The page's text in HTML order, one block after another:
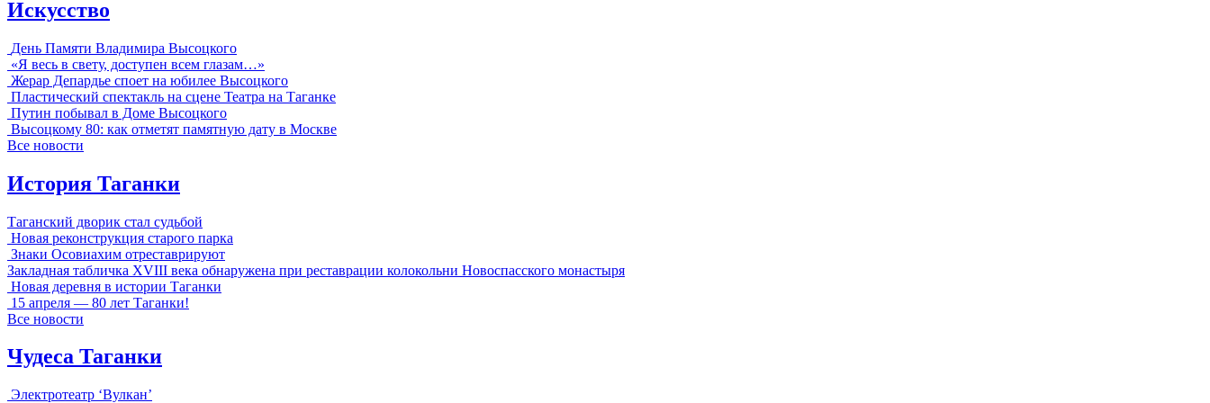
Искусство
День Памяти Владимира Высоцкого
«Я весь в свету, доступен всем глазам…»
Жерар Депардье споет на юбилее Высоцкого
Пластический спектакль на сцене Театра на Таганке
Путин побывал в Доме Высоцкого
Высоцкому 80: как отметят памятную дату в Москве
Все новости
История Таганки
Таганский дворик стал судьбой
Новая реконструкция старого парка
Знаки Осовиахим отреставрируют
Закладная табличка XVIII века обнаружена при реставрации колокольни Новоспасского монастыря
Новая деревня в истории Таганки
15 апреля — 80 лет Таганки!
Все новости
Чудеса Таганки
Электротеатр ‘Вулкан’